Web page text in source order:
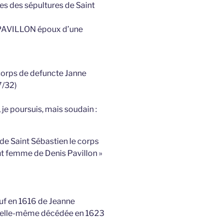
des sépultures de Saint
époux d’une
de defuncte Janne
32)
poursuis, mais soudain :
Saint Sébastien le corps
femme de Denis Pavillon »
en 1616 de Jeanne
même décédée en 1623